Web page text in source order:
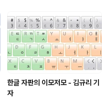
한글 자판의 이모저모 - 김규리 기
자